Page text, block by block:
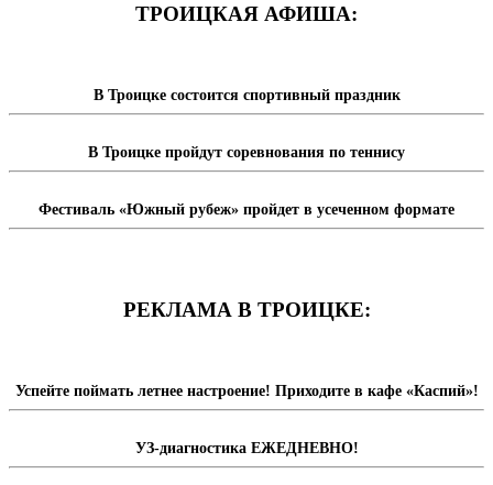
ТРОИЦКАЯ АФИША:
В Троицке состоится спортивный праздник
В Троицке пройдут соревнования по теннису
Фестиваль «Южный рубеж» пройдет в усеченном формате
РЕКЛАМА В ТРОИЦКЕ:
Успейте поймать летнее настроение! Приходите в кафе «Каспий»!
УЗ-диагностика ЕЖЕДНЕВНО!